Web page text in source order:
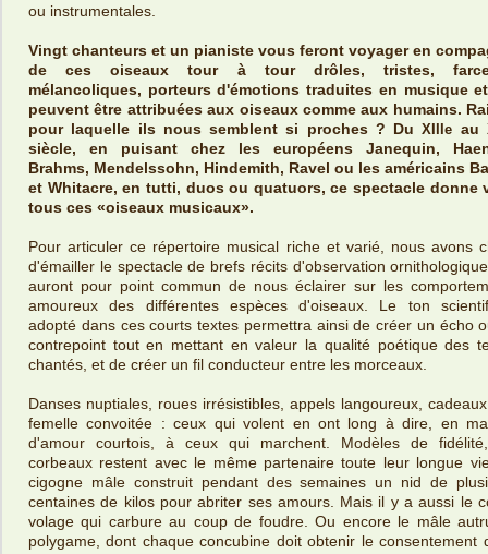
ou instrumentales.
Vingt chanteurs et un pianiste vous feront voyager en
de ces oiseaux tour à tour drôles, tristes,
mélancoliques, porteurs d'émotions traduites en musique
peuvent être attribuées aux oiseaux comme aux humains.
pour laquelle ils nous semblent si proches ? DuXIIIe au
siècle, en puisant chez les européens Janequin,
Brahms, Mendelssohn, Hindemith, Ravel ou les américains
et Whitacre, en tutti, duos ou quatuors, ce spectacle donne
tous ces «oiseaux musicaux».
Pour articuler ce répertoire musical riche et varié, nous avons
d'émailler le spectacle de brefs récits d'observation
auront pour point commun de nous éclairer sur les
amoureux des différentes espèces d'oiseaux. Le ton
adopté dans ces courts textes permettra ainsi de créer un écho
contrepoint tout en mettant en valeur la qualité poétique des
chantés, et de créer un fil conducteur entre les morceaux.
Danses nuptiales, roues irrésistibles, appels langoureux,
femelle convoitée : ceux qui volent en ont long à dire, en
d'amour courtois, à ceux qui marchent. Modèles de
corbeaux restent avec le même partenaire toute leur longue
cigogne mâle construit pendant des semaines un nid de
centaines de kilos pour abriter ses amours. Mais il y a aussi le
volage qui carbure au coup de foudre. Ou encore le mâle
polygame, dont chaque concubine doit obtenir le consentement